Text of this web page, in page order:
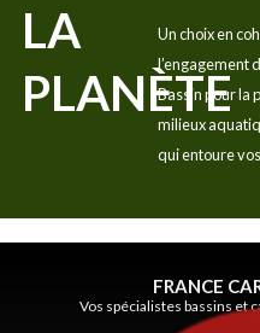
LA
PLANÈTE
Un choix en
l’engagement
Bassin pour la
milieux
qui entoure
FRANCE
Vos spécialistes bassins et